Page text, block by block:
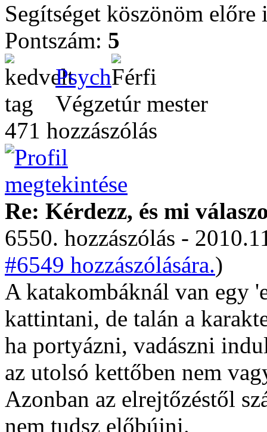
Segítséget köszönöm előre
Pontszám: 5
Psych
Végzetúr mester
471 hozzászólás
Re: Kérdezz, és mi
6550. hozzászólás -
#6549 hozzászólására.)
A katakombáknál van egy
kattintani, de talán a
ha portyázni, vadászni
az utolsó kettőben nem
Azonban az elrejtőzéstől
nem tudsz előbújni.